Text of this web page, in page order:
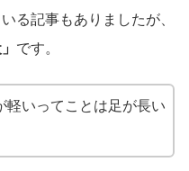
る記事もありましたが、
です。
軽いってことは足が長い